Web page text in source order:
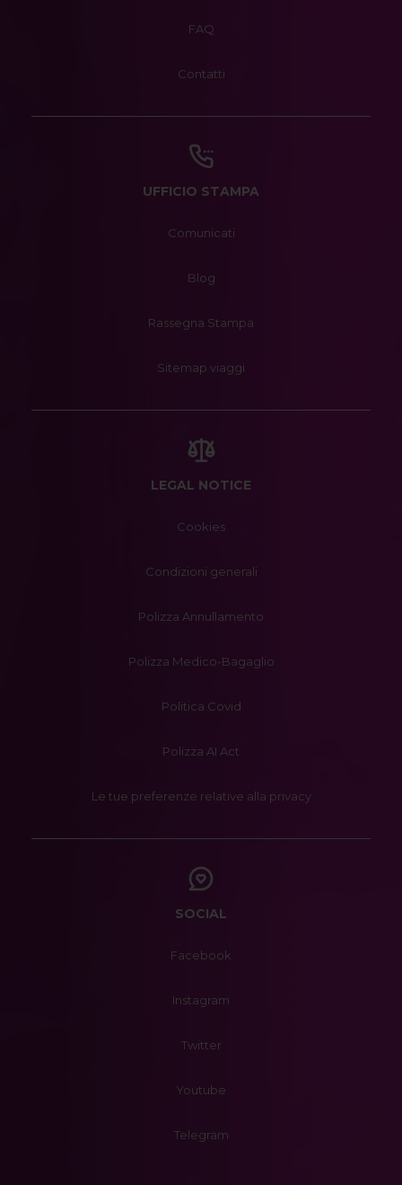
FAQ
Contatti
UFFICIO STAMPA
Comunicati
Blog
Rassegna Stampa
Sitemap viaggi
LEGAL NOTICE
Cookies
Condizioni generali
Polizza Annullamento
Polizza Medico-Bagaglio
Politica Covid
Polizza AI Act
Le tue preferenze relative alla privacy
SOCIAL
Facebook
Instagram
Twitter
Youtube
Telegram